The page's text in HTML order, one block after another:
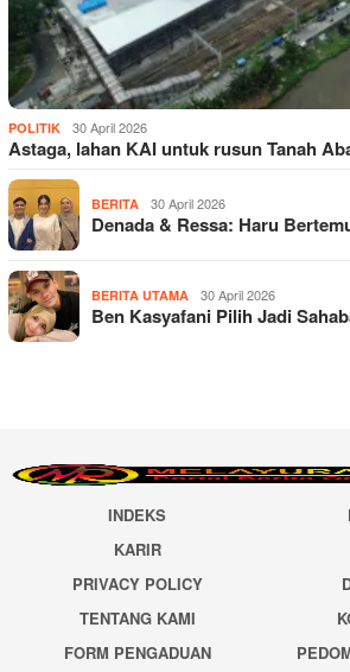
POLITIK 30 April 2026
Astaga, lahan KAI untuk rusun Tanah
BERITA 30 April 2026
Denada & Ressa: Haru
BERITA UTAMA 30 April 2026
Ben Kasyafani Pilih Jadi
INDEKS
KARIR
PRIVACY POLICY
TENTANG KAMI
FORM PENGADUAN